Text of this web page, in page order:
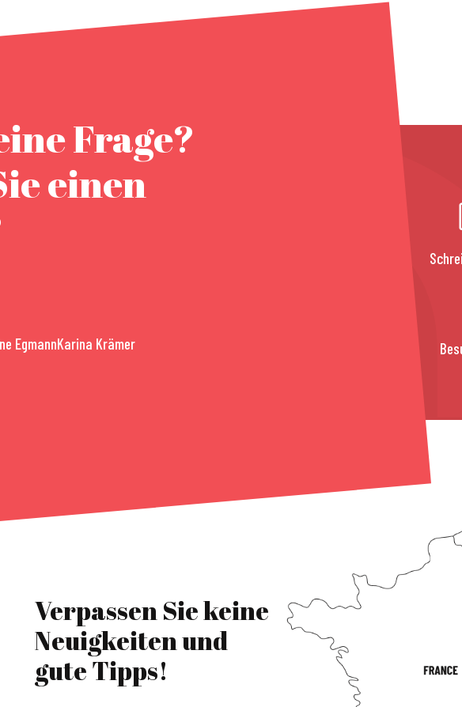
Frage?
einen
EgmannKarina Krämer
Verpassen Sie keine
Neuigkeiten und
gute Tipps!